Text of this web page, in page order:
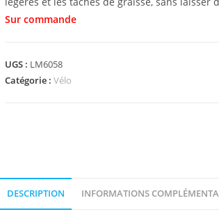
UGS : LM6058
Catégorie : Vélo
DESCRIPTION INFORMATIONS